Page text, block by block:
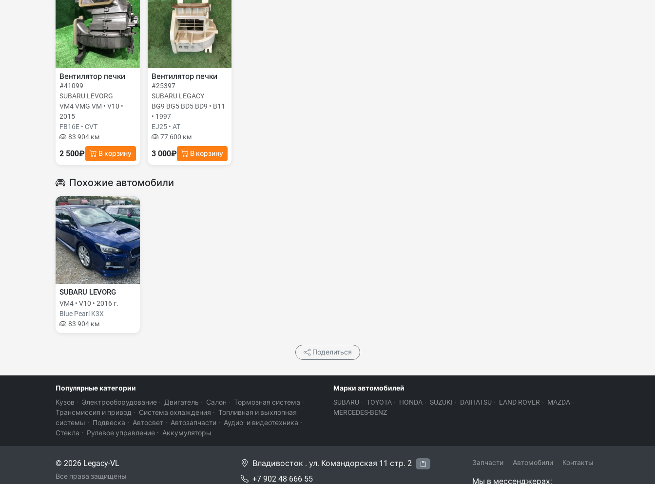
Вентилятор печки
#41099
SUBARU LEVORG
VM4 VMG VM • V10 •
2015
FB16E • CVT
83 904 км
2 500₽ В корзину
Вентилятор печки
#25397
SUBARU LEGACY
BG9 BG5 BD5 BD9 • B11
• 1997
EJ25 • AT
77 600 км
3 000₽ В корзину
Похожие автомобили
SUBARU LEVORG
VM4 • V10 • 2016 г.
Blue Pearl K3X
83 904 км
Поделиться
Популярные категории
Кузов · Электрооборудование · Двигатель · Салон · Тормозная система ·
Трансмиссия и привод · Система охлаждения · Топливная и выхлопная
системы · Подвеска · Автосвет · Автозапчасти · Аудио- и видеотехника ·
Стекла · Рулевое управление · Аккумуляторы
Марки автомобилей
SUBARU · TOYOTA · HONDA · SUZUKI · DAIHATSU · LAND ROVER · MAZDA ·
MERCEDES-BENZ
© 2026 Legacy-VL
Все права защищены
Владивосток . ул. Командорская 11 стр. 2
+7 902 48 666 55
Запчасти Автомобили Контакты
Мы в мессенджерах: